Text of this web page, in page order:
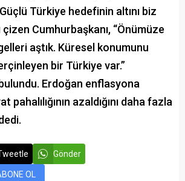
Türkiye hedefinin altını biz
çizen Cumhurbaşkanı, “Önümüze
aştık. Küresel konumunu
bir Türkiye var.”
Erdoğan enflasyona
pahalılığının azaldığını daha fazla
Gönder
OL